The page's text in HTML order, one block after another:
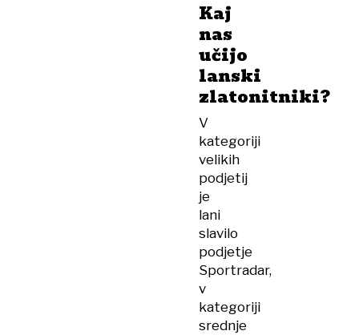
Kaj
nas
učijo
lanski
zlatonitniki?
V
kategoriji
velikih
podjetij
je
lani
slavilo
podjetje
Sportradar,
v
kategoriji
srednje